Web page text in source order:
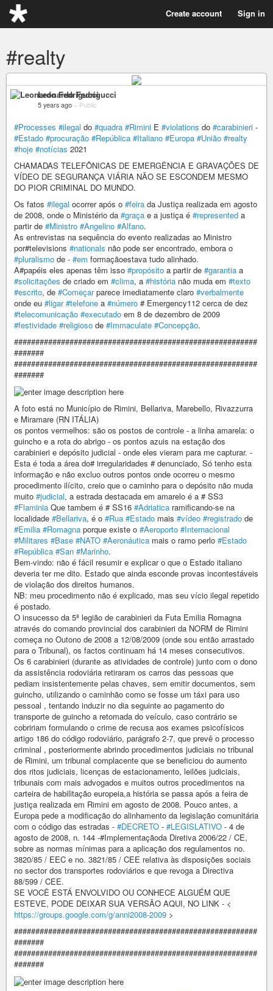
Create account Sign in
#realty
Leonardo Fedrigucci
5 years ago – Public
#Processes #ilegal do #quadra #Rimini E #violations do #carabinieri -
#Estado #procuração #República #Italiano #Europa #União #realty
#hoje #notícias 2021
CHAMADAS TELEFÔNICAS DE EMERGÊNCIA E GRAVAÇÕES DE
VÍDEO DE SEGURANÇA VIÁRIA NÃO SE ESCONDEM MESMO
DO PIOR CRIMINAL DO MUNDO.
Os fatos #ilegal ocorrer após o #feira da Justiça realizada em agosto
de 2008, onde o Ministério da #graça e a justiça é #represented a
partir de #Ministro #Angelino #Alfano.
As entrevistas na sequência do evento realizadas ao Ministro
por#televisions #nationals não pode ser encontrado, embora o
#pluralismo de - #em formaçãoestava tudo alinhado.
A#papéis eles apenas têm isso #propósito a partir de #garantia a
#solicitações de criado em #clima, a #história não muda em #texto
#escrito, de #Começarparece imediatamente claro #verbalmente
onde eu #ligar #telefone a #número # Emergency112 cerca de dez
#telecomunicação #executado em 8 de dezembro de 2009
#festividade #religioso de #Immaculate #Concepção.
#########################################################
#######
#########################################################
#######
A foto está no Município de Rimini, Bellariva, Marebello, Rivazzurra
e Miramare (RN ITÁLIA)
os pontos vermelhos: são os postos de controle - a linha amarela: o
guincho e a rota do abrigo - os pontos azuis na estação dos
carabinieri e depósito judicial - onde eles vieram para me capturar. -
Esta é toda a área do# irregularidades # denunciado, Só tenho esta
informação e não excluo outros pontos onde ocorreu o mesmo
procedimento ilícito, creio que o caminho para o depósito não muda
muito #judicial, a estrada destacada em amarelo é a # SS3
#Flaminia Que tambem é # SS16 #Adriatica ramificando-se na
localidade #Bellariva, é o #Rua #Estado mais #vídeo #registrado de
#Emilia #Romagna porque existe o #Aeroporto #Internacional
#Militares #Base #NATO #Aeronáutica mais o ramo perlo #Estado
#República #San #Marinho.
Bem-vindo: não é fácil resumir e explicar o que o Estado italiano
deveria ter me dito. Estado que ainda esconde provas incontestáveis
​​de violação dos direitos humanos.
NB: meu procedimento não é explicado, mas seu vício ilegal repetido
é postado.
O insucesso da 5ª legião de carabinieri da Futa Emilia Romagna
através do comando provincial dos carabinieri da NORM de Rimini
começa no Outono de 2008 a 12/08/2009 (onde sou então arrastado
para o Tribunal), os factos continuam há 14 meses consecutivos.
Os 6 carabinieri (durante as atividades de controle) junto com o dono
da assistência rodoviária retiraram os carros das pessoas que
pediam insistentemente pelas chaves, sem emitir documentos, sem
guincho, utilizando o caminhão como se fosse um táxi para uso
pessoal , tentando induzir no dia seguinte ao pagamento do
transporte de guincho a retomada do veículo, caso contrário se
cobririam formulando o crime de recusa aos exames psicofísicos
artigo 186 do código rodoviário, parágrafo 2-7, que prevê o processo
criminal , posteriormente abrindo procedimentos judiciais no tribunal
de Rimini, um tribunal complacente que se beneficiou do aumento
dos ritos judiciais, licenças de estacionamento, leilões judiciais,
tribunais com mais advogados e muitos outros procedimentos na
carteira de habilitação europeia,a história se passa após a feira de
justiça realizada em Rimini em agosto de 2008. Pouco antes, a
Europa pede a modificação do alinhamento da legislação comunitária
com o código das estradas - #DECRETO - #LEGISLATIVO - 4 de
agosto de 2008, n. 144 -#Implementaçãoda Diretiva 2006/22 / CE,
sobre as normas mínimas para a aplicação dos regulamentos no.
3820/85 / EEC e no. 3821/85 / CEE relativa às disposições sociais
no sector dos transportes rodoviários e que revoga a Directiva
88/599 / CEE.
SE VOCÊ ESTÁ ENVOLVIDO OU CONHECE ALGUÉM QUE
ESTEVE, PODE DEIXAR SUA VERSÃO AQUI, NO LINK - <
https://groups.google.com/g/anni2008-2009 >
#########################################################
#######
#########################################################
#######